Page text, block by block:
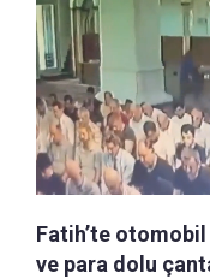
Fatih’te otomobil
ve para dolu